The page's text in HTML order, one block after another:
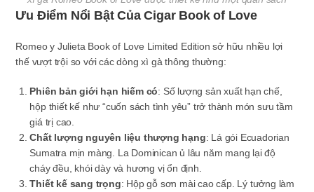
Ưu Điểm Nổi Bật Của Cigar Book of Love
Romeo y Julieta Book of Love Limited Edition sở hữu nhiều lợi
thế vượt trội so với các dòng xì gà thông thường:
Phiên bản giới hạn hiếm có: Số lượng sản xuất hạn chế,
hộp thiết kế như “cuốn sách tình yêu” trở thành món sưu tầm
giá trị cao.
Chất lượng nguyên liệu thượng hạng: Lá gói Ecuadorian
Sumatra mịn màng. La Dominican ủ lâu năm mang lại độ
cháy đều, khói dày và hương vị ổn định.
Thiết kế sang trọng: Hộp gỗ sơn mài cao cấp. Lý tưởng làm